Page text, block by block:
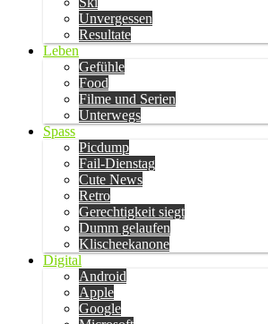
Unvergessen
Resultate
Leben
Gefühle
Food
Filme und Serien
Unterwegs
Spass
Picdump
Fail-Dienstag
Cute News
Retro
Gerechtigkeit siegt
Dumm gelaufen
Klischeekanone
Digital
Android
Apple
Google